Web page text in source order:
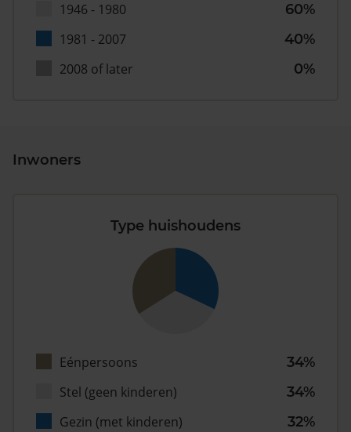
1946 - 1980
60%
1981 - 2007
40%
2008 of later
0%
Inwoners
Type huishoudens
Eénpersoons
34%
Stel (geen kinderen)
34%
Gezin (met kinderen)
32%